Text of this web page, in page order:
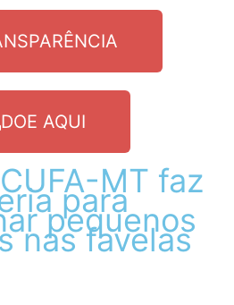
DOE AQUI
CUFA-MT faz
para
pequenos
nas favelas